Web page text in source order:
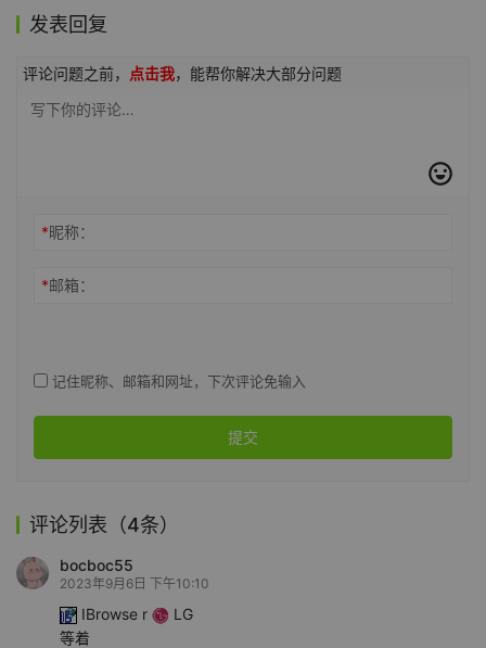
发表回复
评论问题之前， 点击我，能帮你解决大部分问题
*昵称：
*邮箱：
记住昵称、邮箱和网址，下次评论免输入
提交
评论列表（4条）
bocboc55
2023年9月6日 下午10:10
IBrowse r
LG
等着